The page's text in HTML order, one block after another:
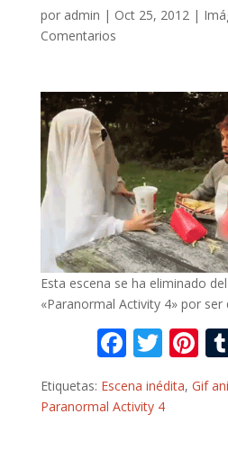
por admin | Oct 25, 2012|
Comentarios
Esta escena se ha eliminado
«Paranormal Activity 4» por
F
ac
e
T
w
itt
Pi
nt
er
Etiquetas: Escena inédita, Gif
Paranormal Activity 4